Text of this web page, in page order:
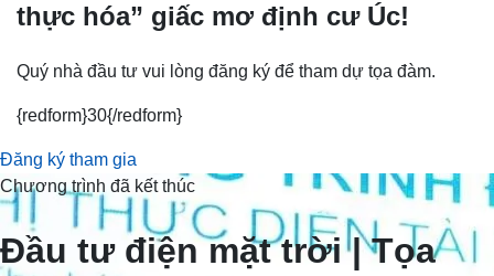
thực hóa” giấc mơ định cư Úc!
Quý nhà đầu tư vui lòng đăng ký để tham dự tọa đàm.
{redform}30{/redform}
Đăng ký tham gia
Chương trình đã kết thúc
Đầu tư điện mặt trời | Tọa